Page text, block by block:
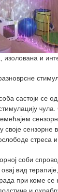
изолована и
састоји се од
своје сензорне
стреса и
соби
вид
при коме се
и